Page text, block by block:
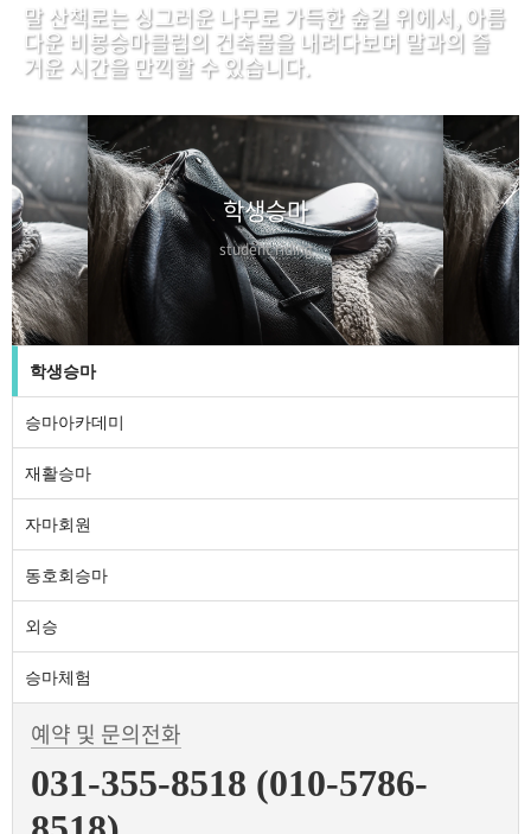
말 산책로는 싱그러운 나무로 가득한 숲길 위에서, 아름
다운 비봉승마클럽의 건축물을 내려다보며 말과의 즐
거운 시간을 만끽할 수 있습니다.
학생승마
student riding
학생승마
승마아카데미
재활승마
자마회원
동호회승마
외승
승마체험
예약 및 문의전화
031-355-8518 (010-5786-